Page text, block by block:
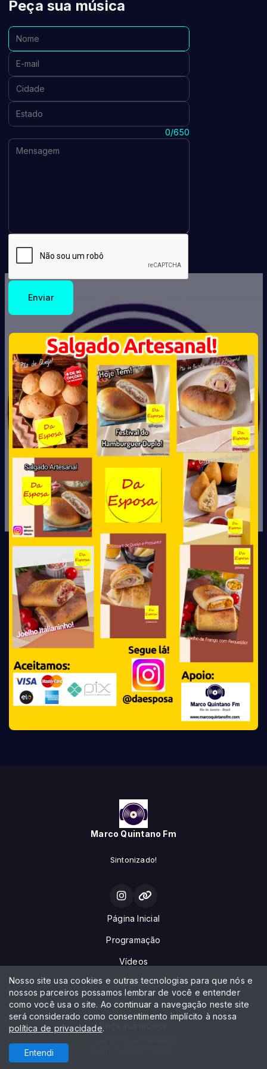
Peça sua música
Nome:
E-mail:
Cidade:
Estado:
0/650
Enviar
Marco Quintano Fm
Sintonizado!
Página Inicial
Programação
Vídeos
Notícias
Contato
Peça sua música
Nosso site usa cookies e outras tecnologias para que nós e
nossos parceiros possamos lembrar de você e entender
como você usa o site. Ao continuar a navegação neste site
será considerado como consentimento implícito à nossa
política de privacidade.
Entendi